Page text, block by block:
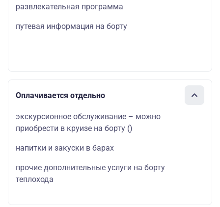
развлекательная программа
путевая информация на борту
Оплачивается отдельно
экскурсионное обслуживание – можно
приобрести в круизе на борту ()
напитки и закуски в барах
прочие дополнительные услуги на борту
теплохода